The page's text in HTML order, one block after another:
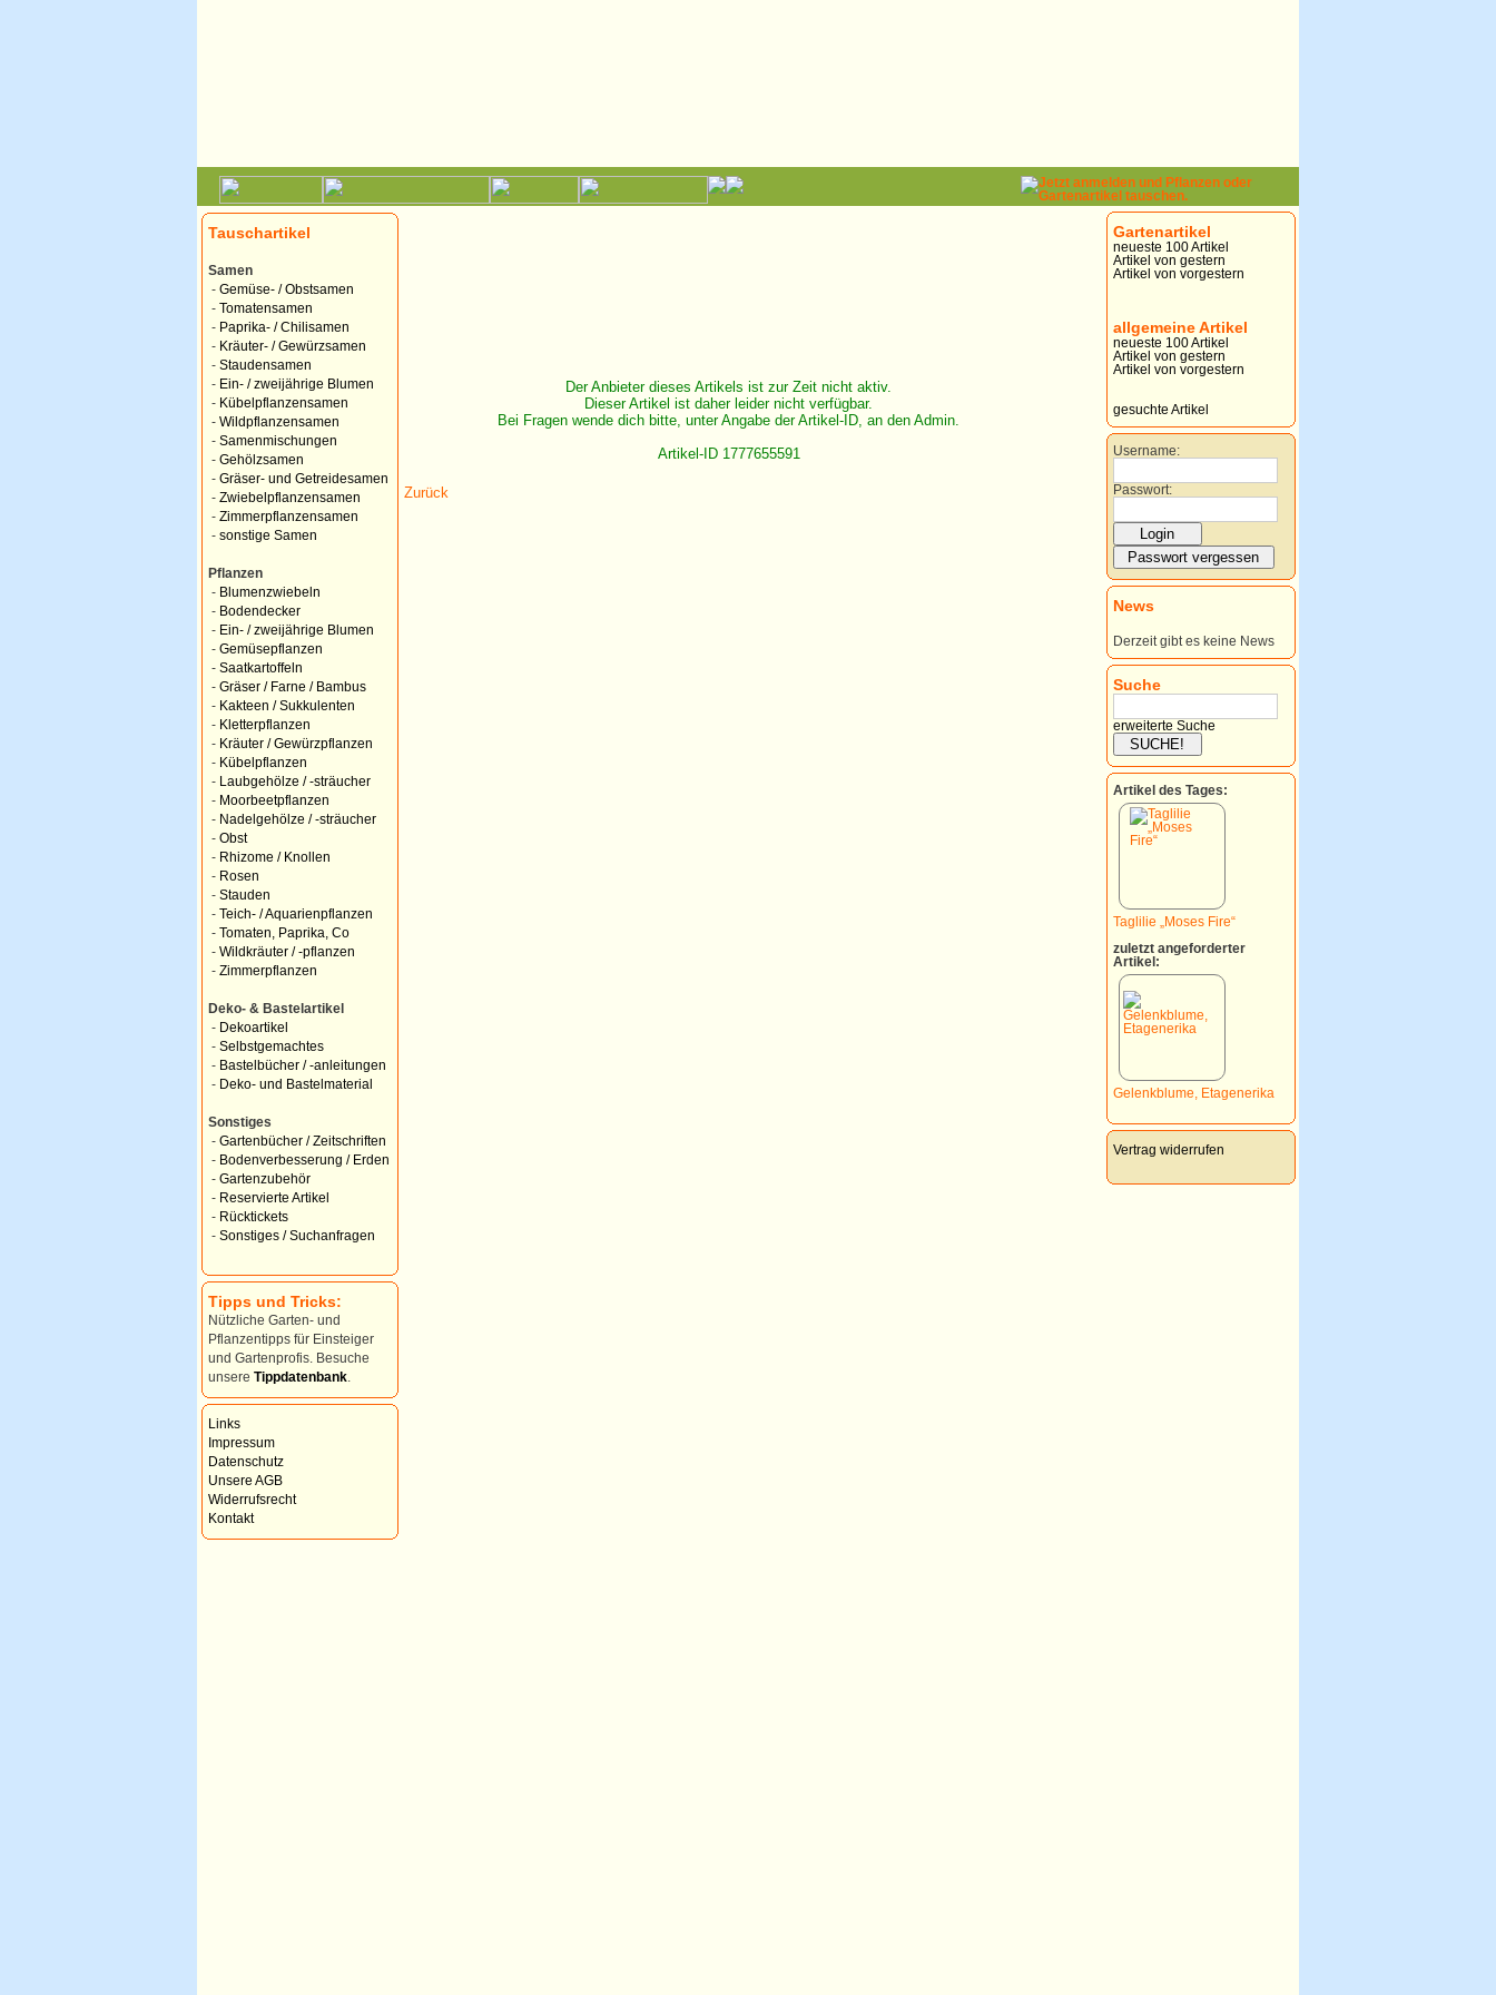
Tauschartikel
Samen
- Gemüse- / Obstsamen
- Tomatensamen
- Paprika- / Chilisamen
- Kräuter- / Gewürzsamen
- Staudensamen
- Ein- / zweijährige Blumen
- Kübelpflanzensamen
- Wildpflanzensamen
- Samenmischungen
- Gehölzsamen
- Gräser- und Getreidesamen
- Zwiebelpflanzensamen
- Zimmerpflanzensamen
- sonstige Samen
Pflanzen
- Blumenzwiebeln
- Bodendecker
- Ein- / zweijährige Blumen
- Gemüsepflanzen
- Saatkartoffeln
- Gräser / Farne / Bambus
- Kakteen / Sukkulenten
- Kletterpflanzen
- Kräuter / Gewürzpflanzen
- Kübelpflanzen
-
Laubgehölze / -sträucher
- Moorbeetpflanzen
- Nadelgehölze / -sträucher
- Obst
- Rhizome / Knollen
- Rosen
- Stauden
- Teich- / Aquarienpflanzen
- Tomaten, Paprika, Co
- Wildkräuter / -pflanzen
- Zimmerpflanzen
Deko- & Bastelartikel
- Dekoartikel
- Selbstgemachtes
- Bastelbücher / -anleitungen
- Deko- und Bastelmaterial
Sonstiges
- Gartenbücher / Zeitschriften
- Bodenverbesserung / Erden
- Gartenzubehör
- Reservierte Artikel
- Rücktickets
- Sonstiges / Suchanfragen
Tipps und Tricks:
Nützliche Garten- und
Pflanzentipps für Einsteiger
und Gartenprofis. Besuche
unsere Tippdatenbank
Links
Impressum
Datenschutz
Unsere AGB
Widerrufsrecht
Kontakt
Der Anbieter dieses Artikels ist zur Zeit nicht aktiv.
Dieser Artikel ist daher leider nicht verfügbar.
Bei Fragen wende dich bitte, unter Angabe der Artikel-ID, an den Admin.
Artikel-ID 1777655591
Zurück
Gartenartikel
neueste 100 Artikel
Artikel von gestern
Artikel von vorgestern
allgemeine Artikel
neueste 100 Artikel
Artikel von gestern
Artikel von vorgestern
gesuchte Artikel
Username:
Passwort:
News
Derzeit gibt es keine News
Suche
erweiterte Suche
Artikel des Tages:
Taglilie „Moses Fire“
zuletzt angeforderter
Artikel:
Gelenkblume, Etagenerika
Vertrag widerrufen